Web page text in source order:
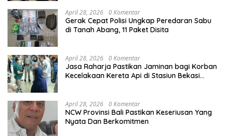
April 28, 2026 0 Komentar
Gerak Cepat Polisi Ungkap Peredaran Sabu
di Tanah Abang, 11 Paket Disita
April 28, 2026 0 Komentar
Jasa Raharja Pastikan Jaminan bagi Korban
Kecelakaan Kereta Api di Stasiun Bekasi
April 28, 2026 0 Komentar
NCW Provinsi Bali Pastikan Keseriusan Yang
Nyata Dan Berkomitmen